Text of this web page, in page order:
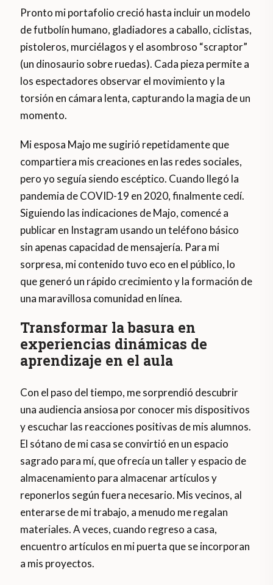
Pronto mi portafolio creció hasta incluir un modelo
de futbolín humano, gladiadores a caballo, ciclistas,
pistoleros, murciélagos y el asombroso “scraptor”
(un dinosaurio sobre ruedas). Cada pieza permite a
los espectadores observar el movimiento y la
torsión en cámara lenta, capturando la magia de un
momento.
Mi esposa Majo me sugirió repetidamente que
compartiera mis creaciones en las redes sociales,
pero yo seguía siendo escéptico. Cuando llegó la
pandemia de COVID-19 en 2020, finalmente cedí.
Siguiendo las indicaciones de Majo, comencé a
publicar en Instagram usando un teléfono básico
sin apenas capacidad de mensajería. Para mi
sorpresa, mi contenido tuvo eco en el público, lo
que generó un rápido crecimiento y la formación de
una maravillosa comunidad en línea.
Transformar la basura en
experiencias dinámicas de
aprendizaje en el aula
Con el paso del tiempo, me sorprendió descubrir
una audiencia ansiosa por conocer mis dispositivos
y escuchar las reacciones positivas de mis alumnos.
El sótano de mi casa se convirtió en un espacio
sagrado para mí, que ofrecía un taller y espacio de
almacenamiento para almacenar artículos y
reponerlos según fuera necesario. Mis vecinos, al
enterarse de mi trabajo, a menudo me regalan
materiales. A veces, cuando regreso a casa,
encuentro artículos en mi puerta que se incorporan
a mis proyectos.